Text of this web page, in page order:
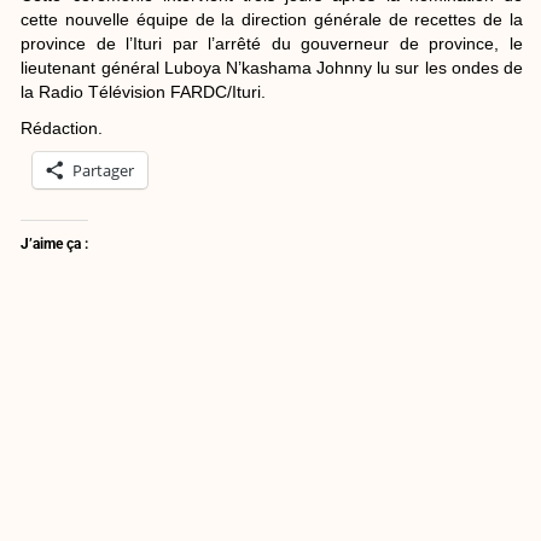
cette nouvelle équipe de la direction générale de recettes de la
province de l’Ituri par l’arrêté du gouverneur de province, le
lieutenant général Luboya N’kashama Johnny lu sur les ondes de
la Radio Télévision FARDC/Ituri.
Rédaction.
Partager
J’aime ça :